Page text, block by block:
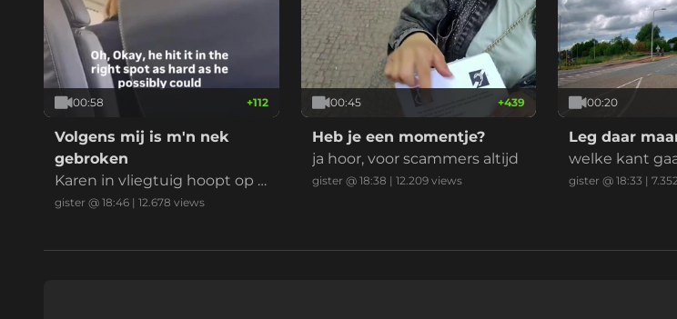
00:58 +112
Volgens mij is m'n nek
gebroken
Karen in vliegtuig hoopt op e
en payday
gister @ 18:46 | 12.678 views
00:45 +439
Heb je een momentje?
ja hoor, voor scammers altijd
gister @ 18:38 | 12.209views
00:20
Leg daar
welke kant
gister @ 18:33 |